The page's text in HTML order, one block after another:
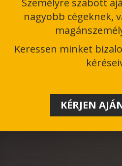
nagyobb cégeknek,
Keressen minket
KÉRJEN